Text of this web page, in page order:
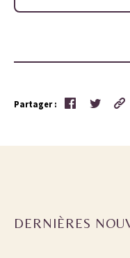
Partager :
DERNIÈRES